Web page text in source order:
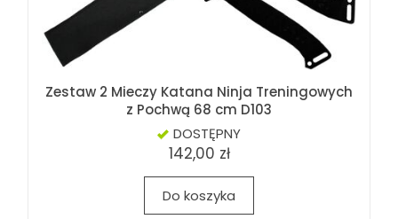
Zestaw 2 Mieczy Katana Ninja Treningowych
z Pochwą 68 cm D103
DOSTĘPNY
142,00 zł
Do koszyka